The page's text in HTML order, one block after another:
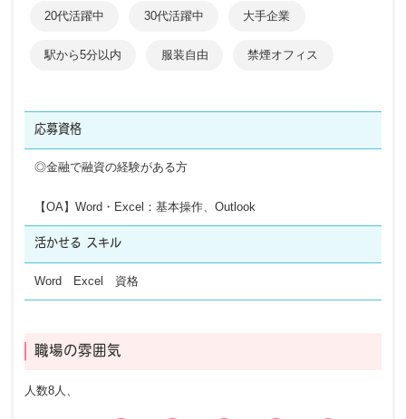
20代活躍中 30代活躍中 大手企業
駅から5分以内 服装自由 禁煙オフィス
応募資格
◎金融で融資の経験がある方
【OA】Word・Excel：基本操作、Outlook
活かせる スキル
Word Excel 資格
職場の雰囲気
人数8人、